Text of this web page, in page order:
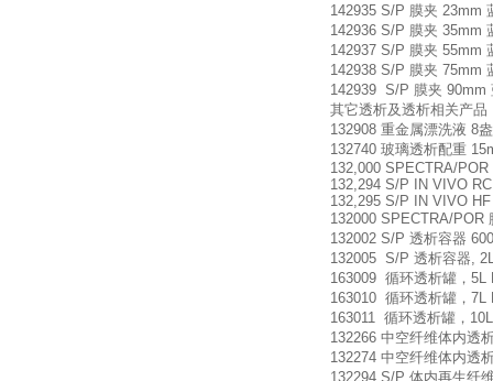
142935 S/P 膜夹 23mm
142936 S/P 膜夹 35mm
142937 S/P 膜夹 55mm
142938 S/P 膜夹 75mm
142939 S/P 膜夹 90mm
其它透析及透析相关产品
132908 重金属漂洗液 8
132740 玻璃透析配重
132,000 SPECTRA/
132,294 S/P IN VIVO
132,295 S/P IN VIVO
132000 SPECTRA/POR
132002 S/P 透析容器
132005 S/P 透析容器,
163009 循环透析罐，5L
163010 循环透析罐，7L
163011 循环透析罐，
132266 中空纤维体内透
132274 中空纤维体内透
132294 S/P 体内再生纤